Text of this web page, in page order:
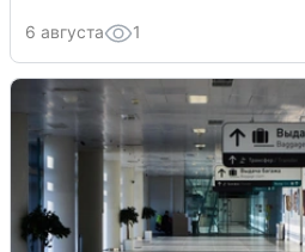
6 августа 1